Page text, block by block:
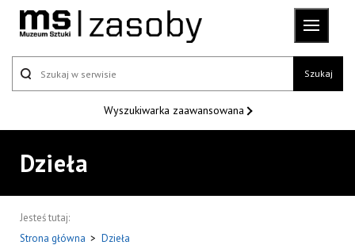
Szukaj
Wyszukiwarka zaawansowana
Dzieła
Jesteś tutaj:
Strona główna > Dzieła